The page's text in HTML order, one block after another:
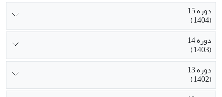
دوره 15
(1404)
دوره 14
(1403)
دوره 13
(1402)